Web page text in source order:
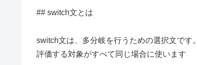
## switch文とは
switch文は、多分岐を行うための選択文です。
評価する対象がすべて同じ場合に使います